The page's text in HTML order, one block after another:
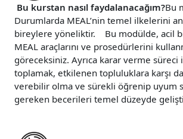
Bu kurstan nasıl faydalanacağım?Bu
Durumlarda MEAL’nin temel ilkelerini
bireylere yöneliktir. Bu modülde, acil
MEAL araçlarını ve prosedürlerini
göreceksiniz. Ayrıca karar verme süreci
toplamak, etkilenen topluluklara karşı
verebilir olma ve sürekli öğrenip uyum
gereken becerileri temel düzeyde